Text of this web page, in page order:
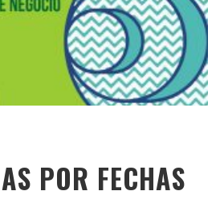
POR FECHAS